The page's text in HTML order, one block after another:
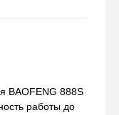
BAOFENG 888S
работы до